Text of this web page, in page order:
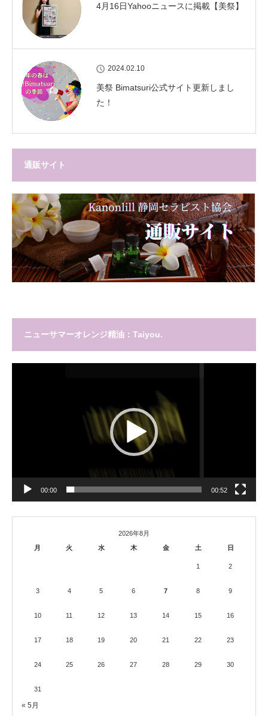
4月16日Yahooニュースに掲載【美祭】
2024.02.10
美祭 Bimatsuri公式サイト更新しまし
た！
通販サイト
ニューサマーオレンジ精油：Taiyou.
00:00 00:52
2026年8月
月
火 水 木 金 土 日
1 2
3 4 5 6 7 8 9
10 11 12 13 14 15 16
17 18 19 20 21 22 23
24 25 26 27 28 29 30
31
« 5月